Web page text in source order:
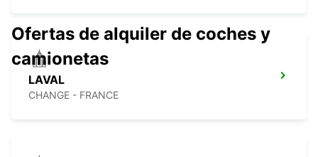
LAVAL
CHANGE - FRANCE
Ofertas de alquiler de coches y
camionetas